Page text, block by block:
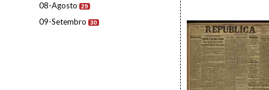
08-Agosto 29
09-Setembro 30